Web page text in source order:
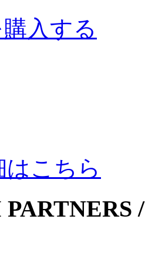
入する
はこちら